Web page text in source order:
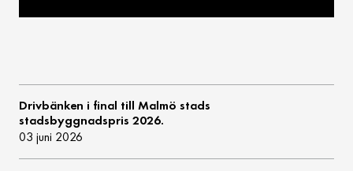
Drivbänken i final till Malmö stads
stadsbyggnadspris 2026.
03 juni 2026